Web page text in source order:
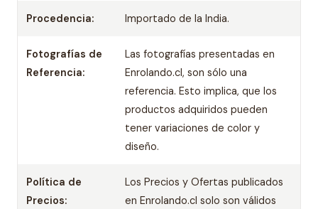
Procedencia: Importado de la India.
Fotografías de
Referencia:
Las fotografías presentadas en
Enrolando.cl, son sólo una
referencia. Esto implica, que los
productos adquiridos pueden
tener variaciones de color y
diseño.
Política de
Precios:
Los Precios y Ofertas publicados
en Enrolando.cl solo son válidos